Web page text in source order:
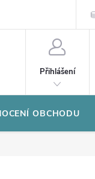
Přihlášení
OBCHODU